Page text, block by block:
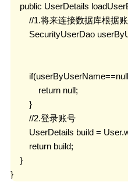
public UserDetails
//1.将来连接数据库根
SecurityUserDao
            return null;
        }
        //2.登录账号
UserDetails build =
        return build;
    }
}